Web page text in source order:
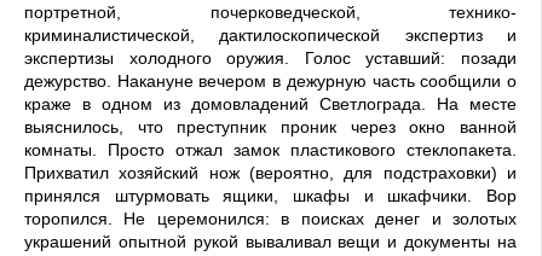
портретной, почерковедческой, технико-
криминалистической, дактилоскопической экспертиз и
экспертизы холодного оружия. Голос уставший: позади
дежурство. Накануне вечером в дежурную часть сообщили о
краже в одном из домовладений Светлограда. На месте
выяснилось, что преступник проник через окно ванной
комнаты. Просто отжал замок пластикового стеклопакета.
Прихватил хозяйский нож (вероятно, для подстраховки) и
принялся штурмовать ящики, шкафы и шкафчики. Вор
торопился. Не церемонился: в поисках денег и золотых
украшений опытной рукой вываливал вещи и документы на